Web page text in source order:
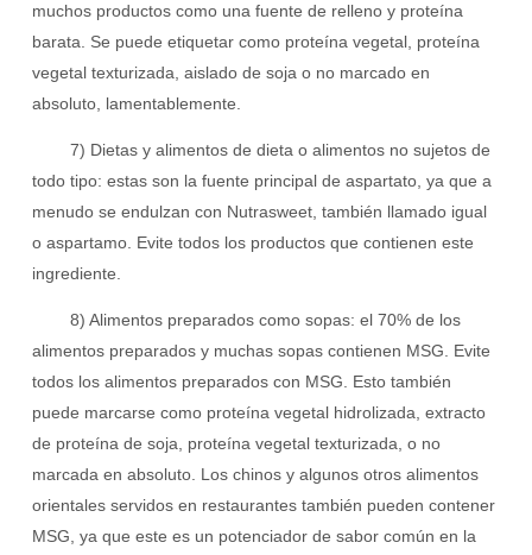
muchos productos como una fuente de relleno y proteína
barata. Se puede etiquetar como proteína vegetal, proteína
vegetal texturizada, aislado de soja o no marcado en
absoluto, lamentablemente.
7) Dietas y alimentos de dieta o alimentos no sujetos de
todo tipo: estas son la fuente principal de aspartato, ya que a
menudo se endulzan con Nutrasweet, también llamado igual
o aspartamo. Evite todos los productos que contienen este
ingrediente.
8) Alimentos preparados como sopas: el 70% de los
alimentos preparados y muchas sopas contienen MSG. Evite
todos los alimentos preparados con MSG. Esto también
puede marcarse como proteína vegetal hidrolizada, extracto
de proteína de soja, proteína vegetal texturizada, o no
marcada en absoluto. Los chinos y algunos otros alimentos
orientales servidos en restaurantes también pueden contener
MSG, ya que este es un potenciador de sabor común en la